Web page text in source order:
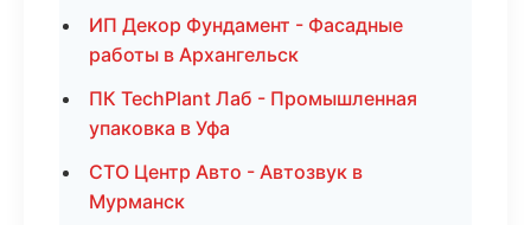
ИП Декор Фундамент - Фасадные
работы в Архангельск
ПК TechPlant Лаб - Промышленная
упаковка в Уфа
СТО Центр Авто - Автозвук в
Мурманск